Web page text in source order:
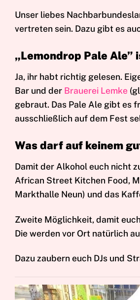
Unser liebes
vertreten sein. Dazu gibt es
„Lemondrop Pale
Ja, ihr habt richtig gelesen.
Bar und der Brauerei Lemke
gebraut. Das Pale Ale gibt es
ausschließlich auf dem Fest
Was darf auf keinem
Damit der Alkohol euch nicht
African Street Kitchen Food,
Markthalle Neun) und das
Zweite Möglichkeit, damit
Die werden vor Ort natürlich
Dazu zaubern euch DJs und